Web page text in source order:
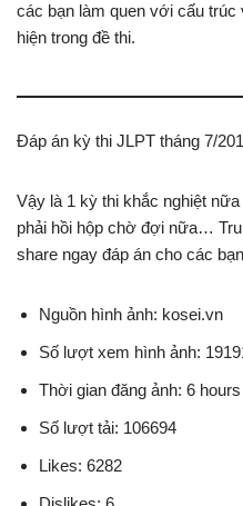
các bạn làm quen với cấu trúc
hiện trong đề thi.
Đáp án kỳ thi JLPT tháng 7/
Vậy là 1 kỳ thi khắc nghiệt
phải hồi hộp chờ đợi nữa…
share ngay đáp án cho các
Nguồn hình ảnh: kosei.vn
Số lượt xem hình ảnh:
Thời gian đăng ảnh: 6
Số lượt tải: 106694
Likes: 6282